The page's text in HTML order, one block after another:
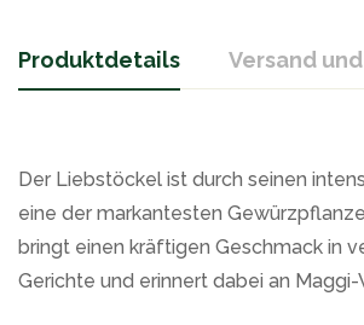
Produktdetails Versand
Der Liebstöckel ist durch seinen
eine der markantesten
bringt einen kräftigen Geschmack in
Gerichte und erinnert dabei an Maggi-